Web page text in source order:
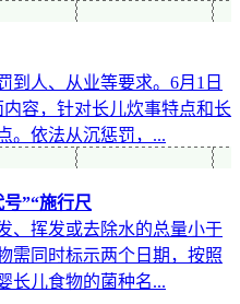
到人、从业等要求。6月1日
容，针对长儿炊事特点和长
。依法从沉惩罚，...
”“施行尺
、挥发或去除水的总量小于
需同时标示两个日期，按照
长儿食物的菌种名...